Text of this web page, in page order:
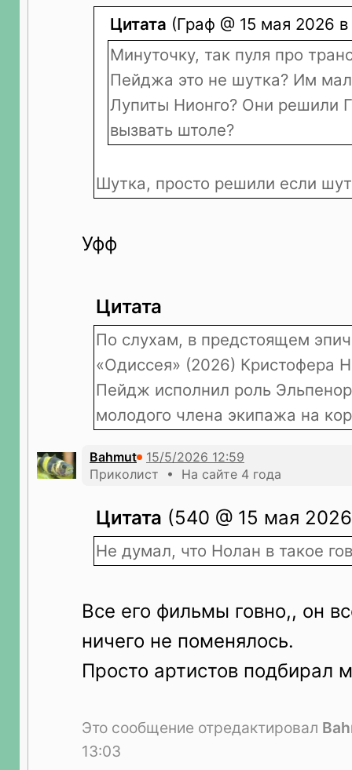
Цитата (Граф @ 15 мая 2026 в
Минуточку, так пуля про
Пейджа это не шутка? Им
Лупиты Нионго? Они решили
вызвать штоле?
Шутка, просто решили если
Уфф
Цитата
По слухам, в предстоящем
«Одиссея» (2026) Кристофера
Пейдж исполнил роль
молодого члена экипажа на
Bahmut
Приколист • На сайте 4 года
Цитата (540 @ 15 мая
Не думал, что Нолан в такое
Все его фильмы говно,, он
ничего не поменялось.
Просто артистов подбирал
Это сообщение отредактировал
13:03